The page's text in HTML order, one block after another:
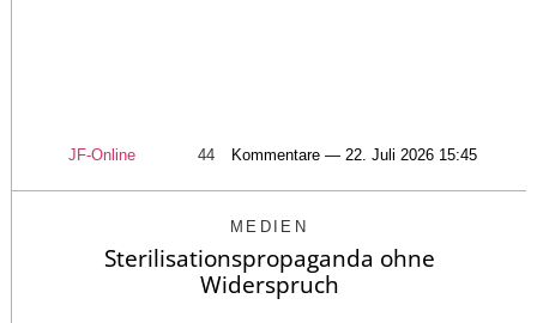
JF-Online 44 Kommentare — 22. Juli 2026 15:45
MEDIEN
Sterilisationspropaganda ohne
Widerspruch